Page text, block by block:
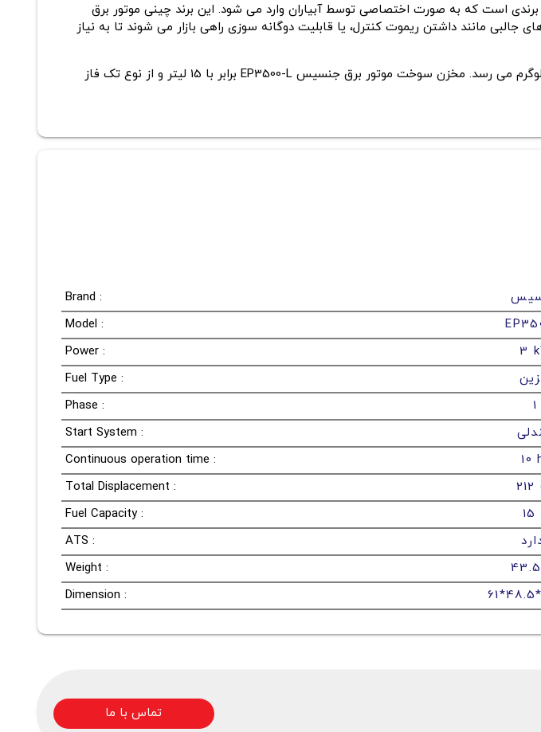
یکی از برندهای معروف چینی در حوزه موتور برق، جنسیس نام دارد. جنسیس یا همان Gensis برندی است که به صورت اختصاصی توسط آبیاران وارد می شود. این برند چینی موتور برق
جالبی مانند داشتن ریموت کنترل، یا قابلیت دوگانه سوزی راهی بازار می شوند تا به نیاز
موتور برق جنسیس مدل EP3500-L دارای سیستم استارت هندلی است و وزن آن به 43.5 کیلوگرم می رسد. مخزن سوخت موتور برق جنسیس EP3500-L برابر با 15 لیتر و از نوع تک فاز
Brand :
Model :
3
Power :
Fuel Type :
1
Phase :
Start System :
10
Continuous operation time :
212
Total Displacement :
15
Fuel Capacity :
ATS :
Weight :
Dimension :
تماس با ما